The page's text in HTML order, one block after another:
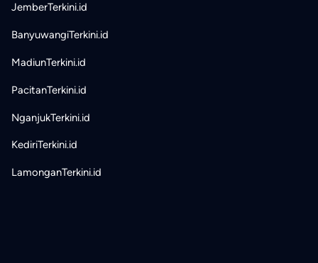
JemberTerkini.id
BanyuwangiTerkini.id
MadiunTerkini.id
PacitanTerkini.id
NganjukTerkini.id
KediriTerkini.id
LamonganTerkini.id